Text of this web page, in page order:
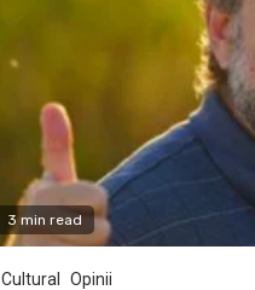
3 min read
Cultural Opinii